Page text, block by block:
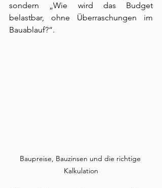
sondern „Wie wird das Budget
belastbar, ohne Überraschungen im
Bauablauf?“.
Baupreise, Bauzinsen und die richtige
Kalkulation